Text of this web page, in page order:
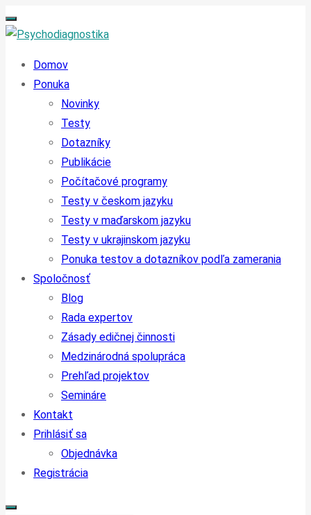
Domov
Ponuka
Novinky
Testy
Dotazníky
Publikácie
Počítačové programy
Testy v českom jazyku
Testy v maďarskom jazyku
Testy v ukrajinskom jazyku
Ponuka testov a dotazníkov podľa zamerania
Spoločnosť
Blog
Rada expertov
Zásady edičnej činnosti
Medzinárodná spolupráca
Prehľad projektov
Semináre
Kontakt
Prihlásiť sa
Objednávka
Registrácia